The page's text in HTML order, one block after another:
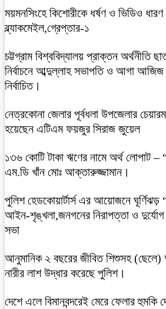
ময়মনসিংহে কিশোরীকে ধর্ষণ ও ভিডিও
ব্ল্যাকমেইল,গ্রেপ্তার-১
চট্টগ্রাম বিশ্ববিদ্যালয় প্রাক্তন অর্থনীতি
নির্বাচনে আব্দুল্লাহ সভাপতি ও আগা আজিজ
নির্বাচিত।
নেত্রকোনা জেলার পূর্বধলা উপজেলার
হয়েছেন এটিএম ফয়জুর সিরাজ জুয়েল
১৩৬ কোটি টাকা ঋণের নামে অর্থ লোপাট
এম.ডি খাঁন মোঃ আক্তারুজ্জামান।
পুলিশ হেডকোয়ার্টার্স এর আয়োজনে ঘূর্ণিঝড়
আইন-শৃঙ্খলা,জনগনের নিরাপত্তা ও দুর্যোগ
সভা
আনুমানিক ২ বছরের জীবিত শিশুসহ
নারীর লাশ উদ্ধার করেছে পুলিশ।
দেশে এলে বিমানবন্দরেই মেরে ফেলার হুমকি